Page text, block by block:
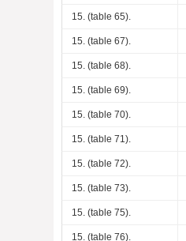
15. (table 65).
15. (table 67).
15. (table 68).
15. (table 69).
15. (table 70).
15. (table 71).
15. (table 72).
15. (table 73).
15. (table 75).
15. (table 76).